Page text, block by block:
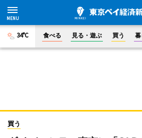
34°C 食べる 見る・遊ぶ 買う 暮
買う